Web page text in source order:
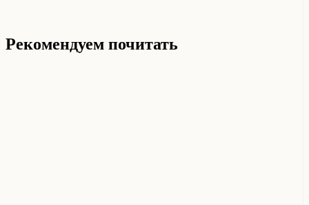
Рекомендуем почитать